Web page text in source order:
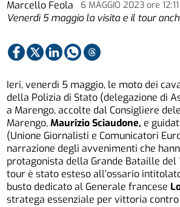
Marcello Feola 6 MAGGIO 2023ore 12:11
Venerdì 5 maggio la visita e il tour
Ieri, venerdì 5 maggio, le moto dei
della Polizia di Stato (delegazione di
a Marengo, accolte dal Consigliere
Marengo,Maurizio Sciaudone, e
(Unione Giornalisti e Comunicatori
narrazione degli avvenimenti che
protagonista della Grande Bataille del
tour è stato esteso all’ossario
busto dedicato al Generale francese
stratega essenziale per vittoria